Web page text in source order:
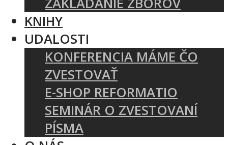
KNIHY
UDALOSTI
KONFERENCIA MÁME ČO
ZVESTOVAŤ
E-SHOP REFORMATIO
SEMINÁR O ZVESTOVANÍ
PÍSMA